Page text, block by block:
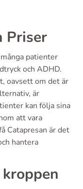
Priser
patienter
och ADHD.
oavsett om det är
är
kan följa sina
att vara
Catapresan är det
hantera